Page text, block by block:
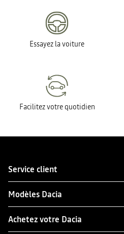
Essayez la voiture
Facilitez votre quotidien
Service client
Modèles Dacia
Achetez votre Dacia